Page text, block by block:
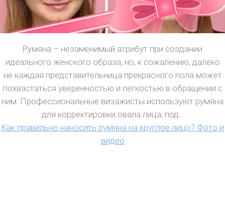
Румяна – незаменимый атрибут при создании
идеального женского образа, но, к сожалению, далеко
не каждая представительница прекрасного пола может
похвастаться уверенностью и легкостью в обращении с
ним. Профессиональные визажисты используют румяна
для корректировки овала лица, под...
Как правильно наносить румяна на круглое лицо? Фото и
видео